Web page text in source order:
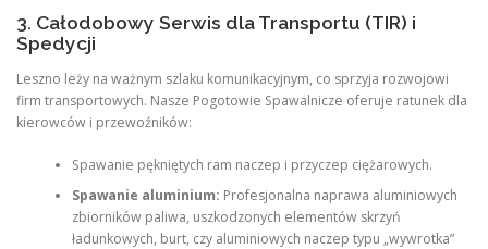
3. Całodobowy Serwis dla Transportu (TIR) i
Spedycji
Leszno leży na ważnym szlaku komunikacyjnym, co sprzyja rozwojowi
firm transportowych. Nasze Pogotowie Spawalnicze oferuje ratunek dla
kierowców i przewoźników:
Spawanie pękniętych ram naczep i przyczep ciężarowych.
Spawanie aluminium: Profesjonalna naprawa aluminiowych
zbiorników paliwa, uszkodzonych elementów skrzyń
ładunkowych, burt, czy aluminiowych naczep typu „wywrotka”